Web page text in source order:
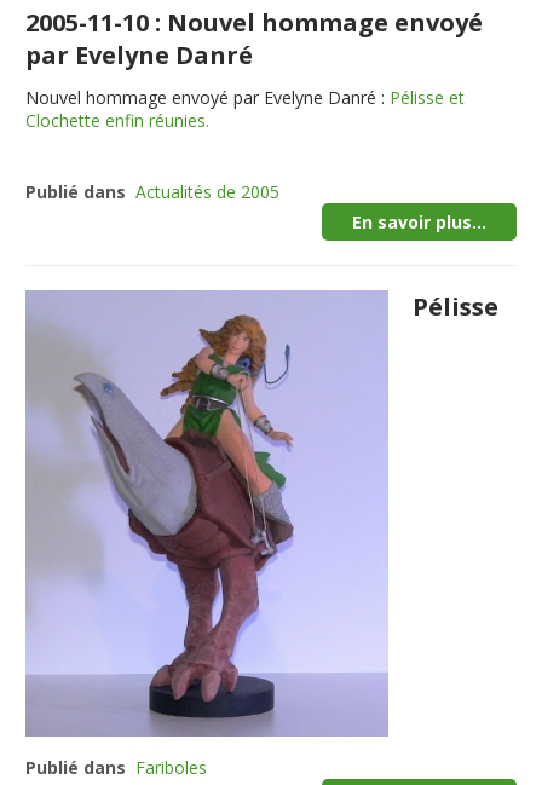
2005-11-10 : Nouvel hommage envoyé
par Evelyne Danré
Nouvel hommage envoyé par Evelyne Danré : Pélisse et
Clochette enfin réunies.
Publié dans Actualités de 2005
En savoir plus...
Pélisse
Publié dans Fariboles